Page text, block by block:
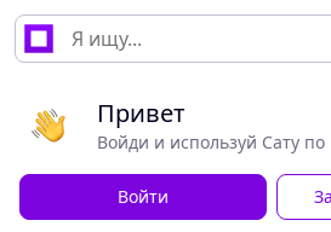
Привет
Войди и используй Сату
Войти